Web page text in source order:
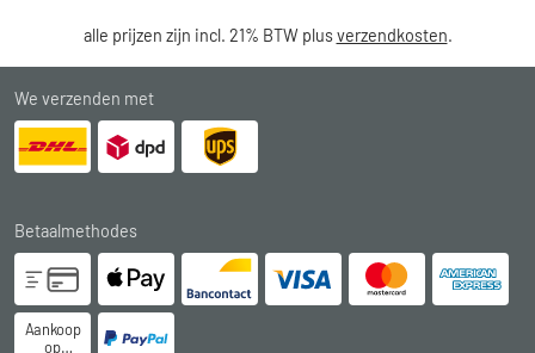
alle prijzen zijn incl. 21% BTW plusverzendkosten.
We verzenden met
Betaalmethodes
Aankoop
op